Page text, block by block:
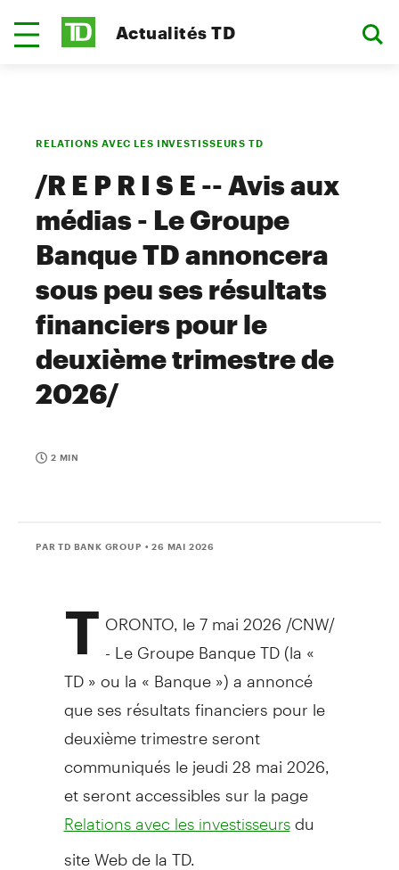
Actualités TD
RELATIONS AVEC LES INVESTISSEURS TD
/R E P R I S E -- Avis aux
médias - Le Groupe
Banque TD annoncera
sous peu ses résultats
financiers pour le
deuxième trimestre de
2026/
2 MIN
PAR TD BANK GROUP • 26 MAI 2026
T ORONTO le 7 mai 2026 /CNW/
- Le Groupe Banque TD (la «
TD » ou la « Banque ») a annoncé
que ses résultats financiers pour le
deuxième trimestre seront
communiqués le jeudi 28 mai 2026,
et seront accessibles sur la page
Relations avec les investisseursdu
site Web de la TD.